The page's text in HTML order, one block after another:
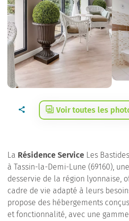
Voir toutes les
La Résidence Service Les
à Tassin-la-Demi-Lune (69160),
desservie de la région lyonnaise,
cadre de vie adapté à leurs
propose des hébergements
et fonctionnalité, avec une